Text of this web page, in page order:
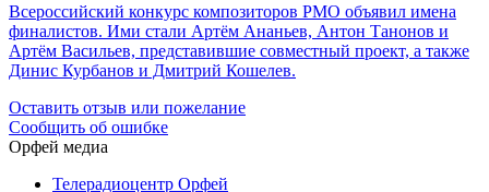
Всероссийский конкурс композиторов РМО объявил имена
финалистов. Ими стали Артём Ананьев, Антон Танонов и
Артём Васильев, представившие совместный проект, а также
Динис Курбанов и Дмитрий Кошелев.
Оставить отзыв или пожелание
Сообщить об ошибке
Орфей медиа
Телерадиоцентр Орфей